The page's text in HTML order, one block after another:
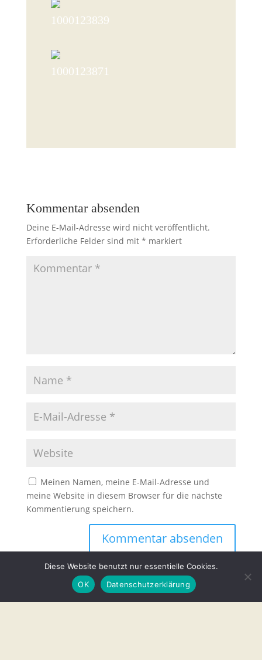
1000123839
1000123871
Kommentar absenden
Deine E-Mail-Adresse wird nicht veröffentlicht.
Erforderliche Felder sind mit * markiert
Meinen Namen, meine E-Mail-Adresse und
meine Website in diesem Browser für die nächste
Kommentierung speichern.
Diese Website benutzt nur essentielle Cookies.
OK
Datenschutzerklärung